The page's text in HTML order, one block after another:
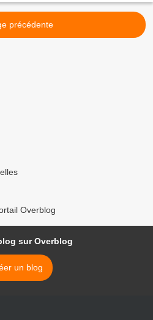
précédente
Overblog
sur Overblog
un blog